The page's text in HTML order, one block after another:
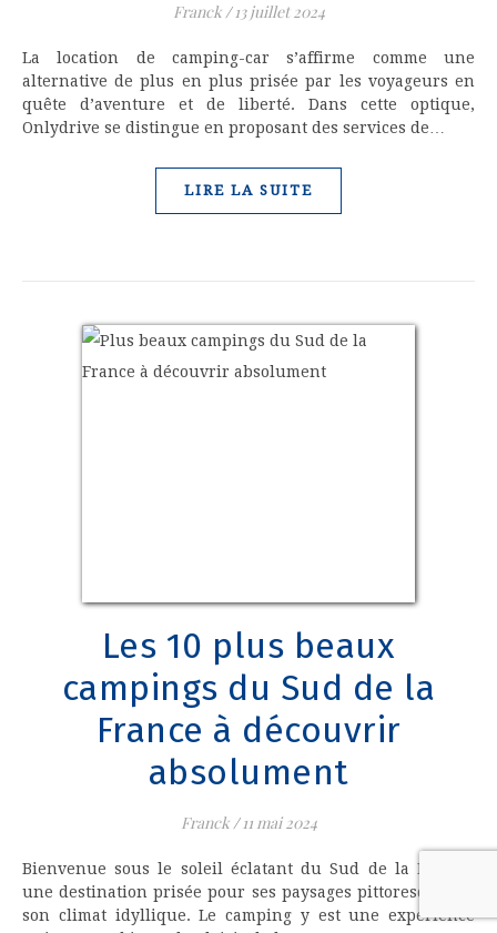
Franck/ 13 juillet 2024
La location de camping-car s’affirme comme une
alternative de plus en plus prisée par les voyageurs en
quête d’aventure et de liberté. Dans cette optique,
Onlydrive se distingue en proposant des services de…
LIRE LA SUITE
Les 10 plus beaux
campings du Sud de la
France à découvrir
absolument
Franck/ 11 mai 2024
Bienvenue sous le soleil éclatant du Sud de la France,
une destination prisée pour ses paysages pittoresques et
son climat idyllique. Le camping y est une expérience